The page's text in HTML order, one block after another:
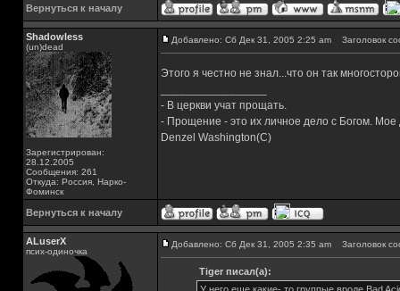
Вернуться к началу
Shadowless
(un)dead
Зарегистрирован:
28.12.2005
Сообщения: 261
Откуда: Россия, Нарко-
Фоминск
Добавлено: Сб Дек 31, 2005 2:25 am Заголовок
Этого я честно не знал...что он так
- В церкви учат прощать.
- Прощение - это их личное дело с Богом. Мое
Denzel Washington(C)
Вернуться к началу
ALuserX
псих-одиночка
Добавлено: Сб Дек 31, 2005 2:35 am Заголовок
Tiger писал(а):